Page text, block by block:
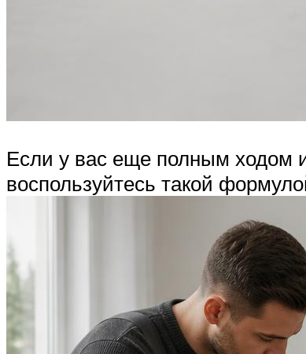
Если у вас еще полным ходом
воспользуйтесь такой